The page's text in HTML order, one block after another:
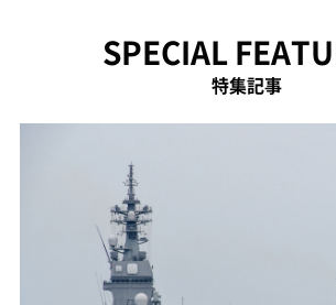
SPECIAL
特集記事